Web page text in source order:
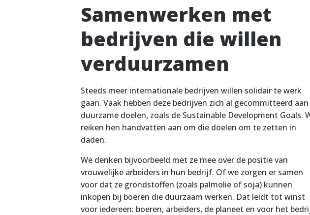
Samenwerken met
bedrijven die willen
verduurzamen
Steeds meer internationale bedrijven willen solidair te werk
gaan. Vaak hebben deze bedrijven zich al gecommitteerd aan
duurzame doelen, zoals de Sustainable Development Goals.
reiken hen handvatten aan om die doelen om te zetten in
daden.
We denken bijvoorbeeld met ze mee over de positie van
vrouwelijke arbeiders in hun bedrijf. Of we zorgen er samen
voor dat ze grondstoffen (zoals palmolie of soja) kunnen
inkopen bij boeren die duurzaam werken. Dat leidt tot winst
voor iedereen: boeren, arbeiders, de planeet en voor het